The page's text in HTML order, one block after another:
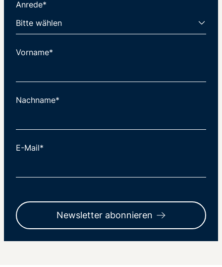
Anrede*
Vorname*
Nachname*
E-Mail*
Newsletter abonnieren